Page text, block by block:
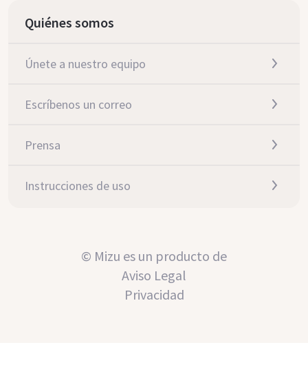
Quiénes somos
Únete a nuestro equipo
Escríbenos un correo
Prensa
Instrucciones de uso
© Mizu es un producto de
Aviso Legal
Privacidad